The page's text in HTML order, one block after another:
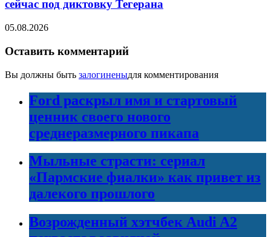
сейчас под диктовку Тегерана
05.08.2026
Оставить комментарий
Вы должны быть залогиненыдля комментирования
Ford раскрыл имя и стартовый
ценник своего нового
среднеразмерного пикапа
Мыльные страсти: сериал
«Пармские фиалки» как привет из
далекого прошлого
Возрожденный хэтчбек Audi A2